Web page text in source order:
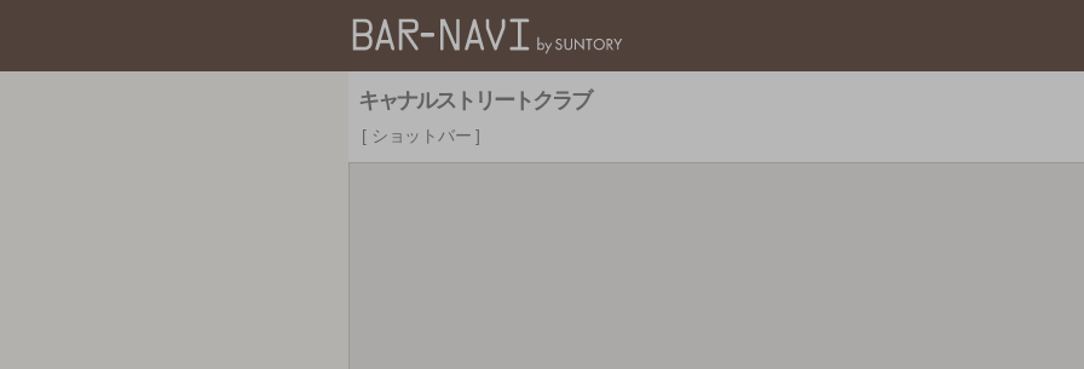
キャナルストリートクラブ
ショットバー